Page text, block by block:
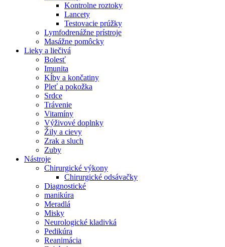
Kontrolne roztoky
Lancety
Testovacie prúžky
Lymfodrenážne prístroje
Masážne pomôcky
Lieky a liečivá
Bolesť
Imunita
Kĺby a končatiny
Pleť a pokožka
Srdce
Trávenie
Vitamíny
Výživové doplnky
Žily a cievy
Zrak a sluch
Zuby
Nástroje
Chirurgické výkony
Chirurgické odsávačky
Diagnostické
manikúra
Meradlá
Misky
Neurologické kladivká
Pedikúra
Reanimácia